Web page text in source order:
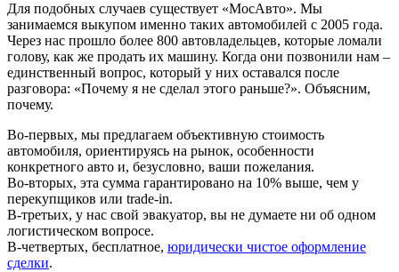
Для подобных случаев существует «МосАвто». Мы
занимаемся выкупом именно таких автомобилей с 2005 года.
Через нас прошло более 800 автовладельцев, которые ломали
голову, как же продать их машину. Когда они позвонили нам –
единственный вопрос, который у них оставался после
разговора: «Почему я не сделал этого раньше?». Объясним,
почему.
Во-первых, мы предлагаем объективную стоимость
автомобиля, ориентируясь на рынок, особенности
конкретного авто и, безусловно, ваши пожелания.
Во-вторых, эта сумма гарантировано на 10% выше, чем у
перекупщиков или trade-in.
В-третьих, у нас свой эвакуатор, вы не думаете ни об одном
логистическом вопросе.
В-четвертых, бесплатное, юридически чистое оформление
сделки.